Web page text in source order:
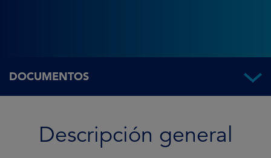
DOCUMENTOS
Información del Fondo
Descripción general